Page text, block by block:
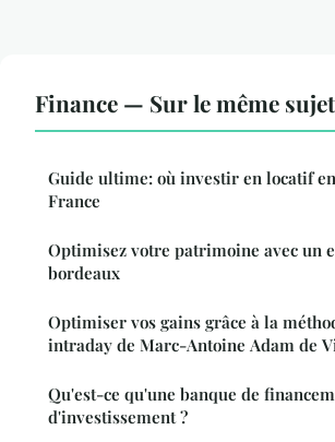
Finance — Sur le même sujet
Guide ultime: où investir en locatif
France
Optimisez votre patrimoine avec un
bordeaux
Optimiser vos gains grâce à la
intraday de Marc-Antoine Adam de
Qu'est-ce qu'une banque de
d'investissement ?